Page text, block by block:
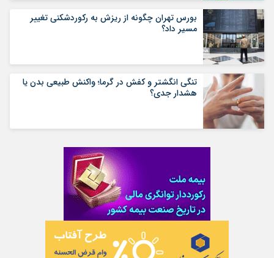
بورس تهران چگونه از ریزش به رکوردشکنی تغییر
مسیر داد؟
تنگی انگشتر و کفش در گرما؛ واکنش طبیعی بدن یا
هشدار جدی؟